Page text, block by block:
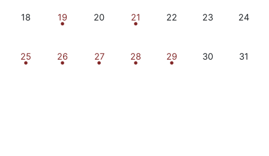
Sin eventos, lunes, 18 mayo
18 1 evento, martes, 19 mayo
19 Sin eventos, miércoles, 20 mayo
20 1 evento, jueves, 21 mayo
21 Sin eventos, viernes, 22
22 Sin eventos,
23 Sin
24
1 evento, lunes, 25 mayo
25 1 evento, martes, 26 mayo
26 1 evento, miércoles, 27 mayo
27 1 evento, jueves, 28 mayo
28 1 evento, viernes, 29
29 Sin eventos,
30 Sin
31